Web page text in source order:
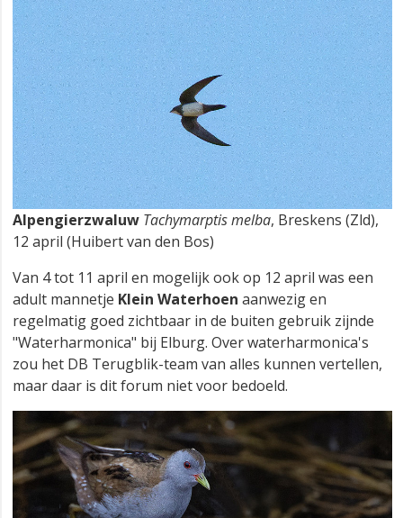
Alpengierzwaluw Tachymarptis melba, Breskens (Zld),
12 april (Huibert van den Bos)
Van 4 tot 11 april en mogelijk ook op 12 april was een
adult mannetje Klein Waterhoen aanwezig en
regelmatig goed zichtbaar in de buiten gebruik zijnde
"Waterharmonica" bij Elburg. Over waterharmonica's
zou het DB Terugblik-team van alles kunnen vertellen,
maar daar is dit forum niet voor bedoeld.